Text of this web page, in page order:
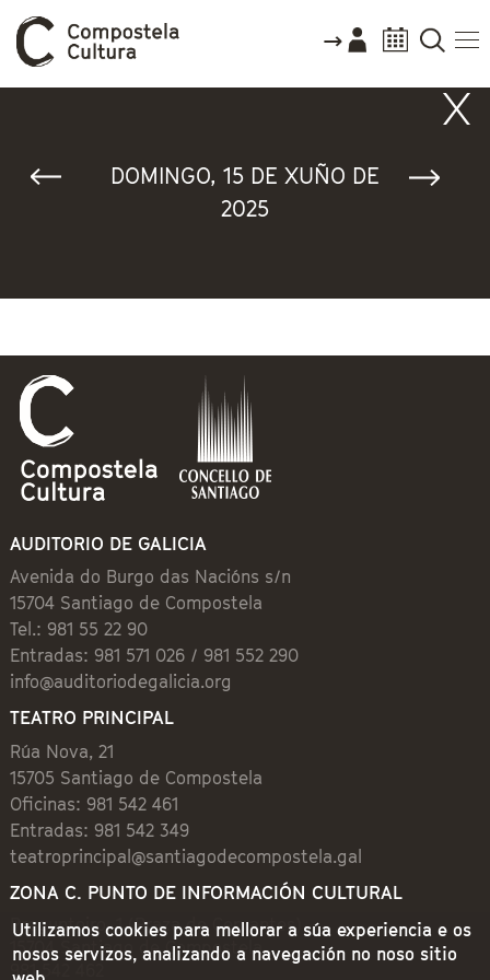
DOMINGO, 15 DE XUÑO DE
2025
AUDITORIO DE GALICIA
Avenida do Burgo das Nacións s/n
15704 Santiago de Compostela
Tel.: 981 55 22 90
Entradas: 981 571 026 / 981 552 290
info@auditoriodegalicia.org
TEATRO PRINCIPAL
Rúa Nova, 21
15705 Santiago de Compostela
Oficinas: 981 542 461
Entradas: 981 542 349
teatroprincipal@santiagodecompostela.gal
ZONA C. PUNTO DE INFORMACIÓN CULTURAL
Preguntoiro, 1 (Praza de Cervantes)
15704 Santiago de Compostela
981 542 462
Utilizamos cookies para mellorar a súa experiencia e os
nosos servizos, analizando a navegación no noso sitio